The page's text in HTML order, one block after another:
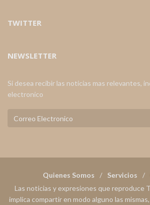
TWITTER
NEWSLETTER
Si desea recibir las noticias mas relevantes,
electronico
Quienes Somos Servicios
Las noticias y expresiones que reproduce
implica compartir en modo alguno las